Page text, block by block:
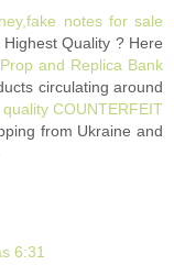
notes for sale
Quality ? Here
Prop and Replica Bank
circulating around
COUNTERFEIT
from Ukraine and
6:31